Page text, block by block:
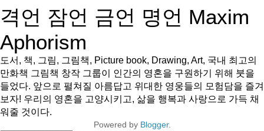
격언 잠언 금언 명언 Maxim
Aphorism
도서, 책, 그림, 그림책, Picture book, Drawing, Art, 국내 최고의
만화책 그림책 창작 그룹이 인간의 영혼을 구원하기 위해 붓을
들었다. 앞으로 펼쳐질 아름답고 위대한 영웅들의 모험담을 즐겨
보자! 우리의 영혼을 고양시키고, 삶을 행복과 사랑으로 가득 채
워줄 것이다.
Powered by Blogger.